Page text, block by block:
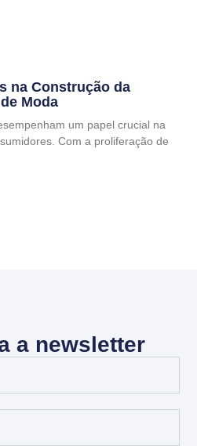
na Construção da
Moda
um papel crucial na
Com a proliferação de
a newsletter